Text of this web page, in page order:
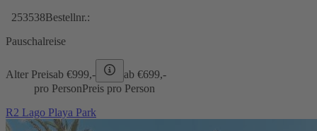
253538Bestellnr.:
Pauschalreise
Alter Preisab €999,- ab €699,-
pro PersonPreis pro Person
R2 Lago Playa Park